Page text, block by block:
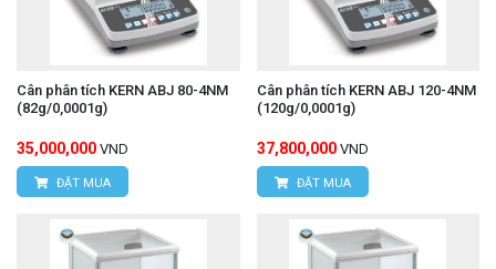
Cân phân tích KERN ABJ 80-4NM
(82g/0,0001g)
35,000,000 VND
ĐẶT MUA
Cân phân tích KERN ABJ 120-4NM
(120g/0,0001g)
37,800,000 VND
ĐẶT MUA